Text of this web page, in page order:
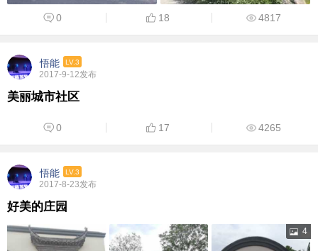
0 18 4817
悟能 LV.3
2017-9-12发布
美丽城市社区
0 17 4265
悟能 LV.3
2017-8-23发布
好美的庄园
4